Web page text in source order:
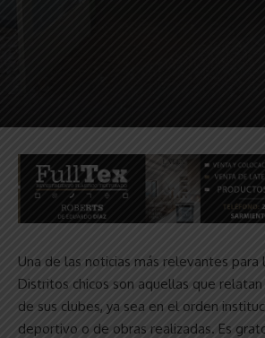
Una de las noticias más relevantes para
Distritos chicos son aquellas que
de sus clubes, ya sea en el orden
deportivo o de obras realizadas. Es